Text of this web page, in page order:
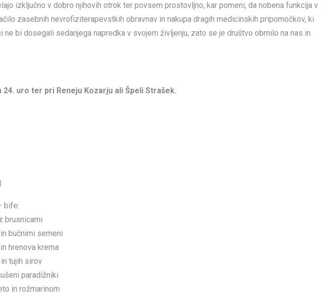
izključno v dobro njihovih otrok ter povsem prostovljno, kar pomeni, da nobena funkcija v
zasebnih nevrofiziterapevstkih obravnav in nakupa dragih medicinskih pripomočkov, ki
bi dosegali sedanjega napredka v svojem življenju, zato se je društvo obrnilo na nas in
uro ter pri Reneju Kozarju ali Špeli Strašek.
bife:
brusnicami
bučnimi semeni
hrenova krema
tujih sirov
paradižniki
in rožmarinom